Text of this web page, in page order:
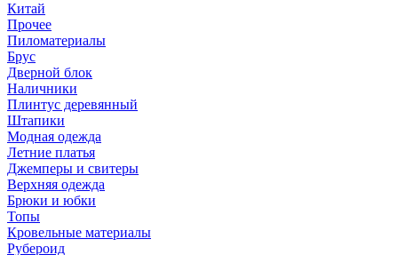
Китай
Прочее
Пиломатериалы
Брус
Дверной блок
Наличники
Плинтус деревянный
Штапики
Модная одежда
Летние платья
Джемперы и свитеры
Верхняя одежда
Брюки и юбки
Топы
Кровельные материалы
Рубероид